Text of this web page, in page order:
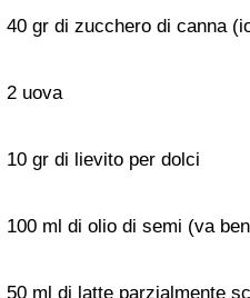
40 gr di zucchero di canna
2 uova
10 gr di lievito per dolci
100 ml di olio di semi (va
50 ml di latte parzialmente